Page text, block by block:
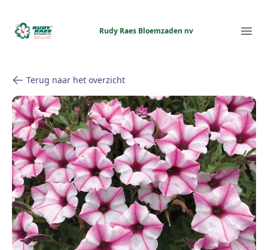
Rudy Raes Bloemzaden nvRudy Raes Bloemzaden nv
Terug naar het overzicht